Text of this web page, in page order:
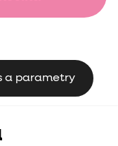
a parametry